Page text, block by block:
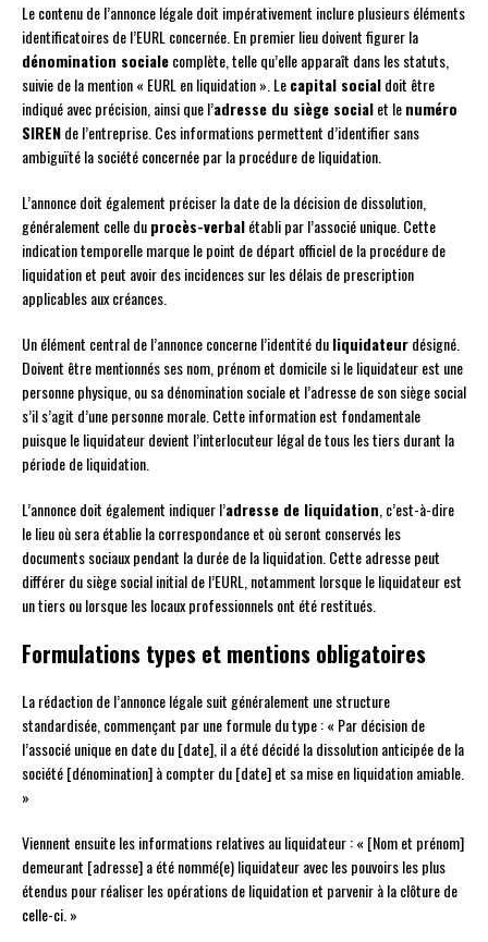
Le contenu de l’annonce légale doit impérativement inclure plusieurs éléments
identificatoires de l’EURL concernée. En premier lieu doivent figurer la
dénomination socialecomplète, telle qu’elle apparaît dans les statuts,
suivie de la mention « EURL en liquidation ». Lecapital socialdoit être
indiqué avec précision, ainsi que l’adresse du siège socialet lenuméro
SIRENde l’entreprise. Ces informations permettent d’identifier sans
ambiguïté la société concernée par la procédure de liquidation.
L’annonce doit également préciser la date de la décision de dissolution,
généralement celle duprocès-verbalétabli par l’associé unique. Cette
indication temporelle marque le point de départ officiel de la procédure de
liquidation et peut avoir des incidences sur les délais de prescription
applicables aux créances.
Un élément central de l’annonce concerne l’identité duliquidateurdésigné.
Doivent être mentionnés ses nom, prénom et domicile si le liquidateur est une
personne physique, ou sa dénomination sociale et l’adresse de son siège social
s’il s’agit d’une personne morale. Cette information est fondamentale
puisque le liquidateur devient l’interlocuteur légal de tous les tiers durant la
période de liquidation.
L’annonce doit également indiquer l’adresse de liquidation, c’est-à-dire
le lieu où sera établie la correspondance et où seront conservés les
documents sociaux pendant la durée de la liquidation. Cette adresse peut
différer du siège social initial de l’EURL, notamment lorsque le liquidateur est
un tiers ou lorsque les locaux professionnels ont été restitués.
Formulations types et mentions obligatoires
La rédaction de l’annonce légale suit généralement une structure
standardisée, commençant par une formule du type : « Par décision de
l’associé unique en date du [date], il a été décidé la dissolution anticipée de la
société [dénomination] à compter du [date] et sa mise en liquidation amiable.
»
Viennent ensuite les informations relatives au liquidateur : « [Nom et prénom]
demeurant [adresse] a été nommé(e) liquidateur avec les pouvoirs les plus
étendus pour réaliser les opérations de liquidation et parvenir à la clôture de
celle-ci. »